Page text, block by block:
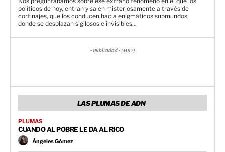
políticos de hoy, entran y salen misteriosamente a través de
cortinajes, que los conducen hacia enigmáticos submundos,
donde se desplazan sigilosos e invisibles...
- Publicidad - (MR2)
LAS PLUMAS DE ADN
PLUMAS
CUANDO AL POBRE LE DA AL RICO
Ángeles Gómez